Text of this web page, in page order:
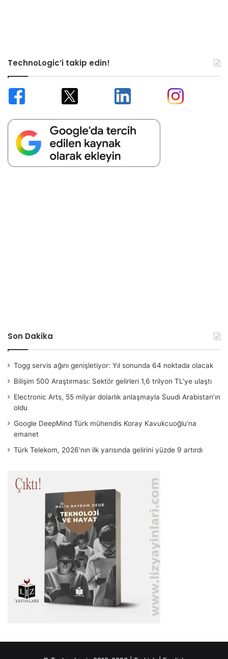
TechnoLogic’i takip edin!
Son Dakika
Togg servis ağını genişletiyor: Yıl sonunda 64 noktada olacak
Bilişim 500 Araştırması: Sektör gelirleri 1,6 trilyon TL’ye ulaştı
Electronic Arts, 55 milyar dolarlık anlaşmayla Suudi Arabistan’ın
oldu
Google DeepMind Türk mühendis Koray Kavukcuoğlu’na
emanet
Türk Telekom, 2026’nın ilk yarısında gelirini yüzde 9 artırdı